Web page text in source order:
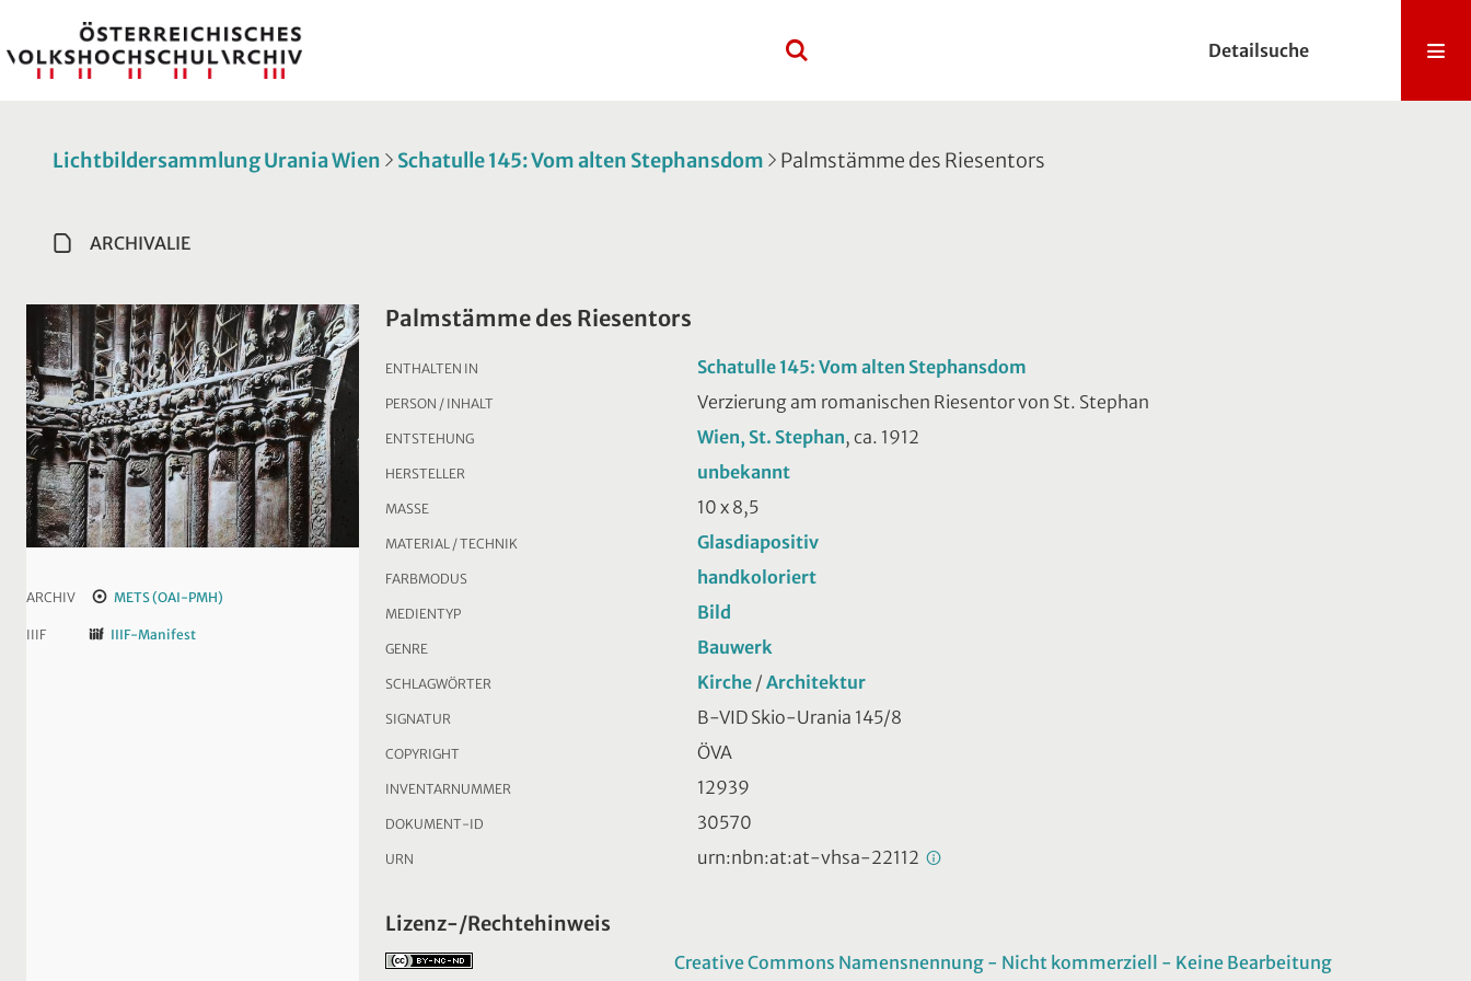
Detailsuche
Lichtbildersammlung Urania Wien Schatulle 145: Vom alten Stephansdom Palmstämme des Riesentors
ARCHIVALIE
ARCHIV METS (OAI-PMH)
IIIF IIIF-Manifest
Palmstämme des Riesentors
ENTHALTEN IN Schatulle 145: Vom alten Stephansdom
PERSON / INHALT Verzierung am romanischen Riesentor von St. Stephan
ENTSTEHUNG Wien, St. Stephan, ca. 1912
HERSTELLER unbekannt
MASSE 10 x 8,5
MATERIAL / TECHNIK Glasdiapositiv
FARBMODUS handkoloriert
MEDIENTYP Bild
GENRE Bauwerk
SCHLAGWÖRTER Kirche / Architektur
SIGNATUR B-VID Skio-Urania 145/8
COPYRIGHT ÖVA
INVENTARNUMMER 12939
DOKUMENT-ID 30570
URN urn:nbn:at:at-vhsa-22112
Lizenz-/Rechtehinweis
Creative Commons Namensnennung - Nicht kommerziell - Keine Bearbeitung